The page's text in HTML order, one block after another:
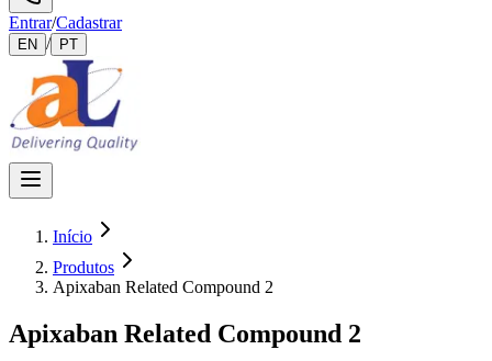
Entrar/Cadastrar
EN / PT
Início
Produtos
Apixaban Related Compound 2
Apixaban Related Compound 2